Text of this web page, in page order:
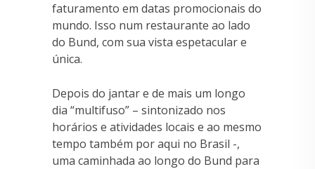
faturamento em datas promocionais do
mundo. Isso num restaurante ao lado
do Bund, com sua vista espetacular e
única.
Depois do jantar e de mais um longo
dia “multifuso” – sintonizado nos
horários e atividades locais e ao mesmo
tempo também por aqui no Brasil -,
uma caminhada ao longo do Bund para